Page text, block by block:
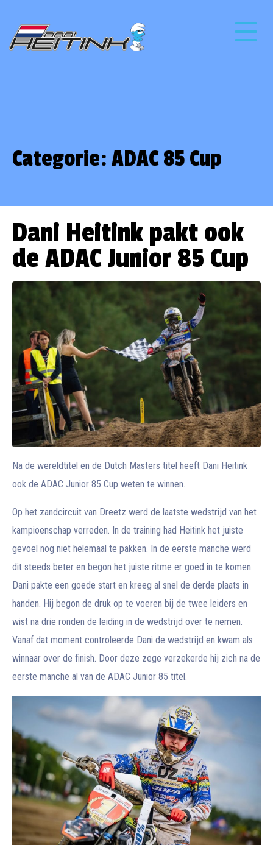
Categorie: ADAC 85 Cup
Dani Heitink pakt ook
de ADAC Junior 85 Cup
Na de wereldtitel en de Dutch Masters titel heeft Dani Heitink
ook de ADAC Junior 85 Cup weten te winnen.
Op het zandcircuit van Dreetz werd de laatste wedstrijd van het
kampioenschap verreden. In de training had Heitink het juiste
gevoel nog niet helemaal te pakken. In de eerste manche werd
dit steeds beter en begon het juiste ritme er goed in te komen.
Dani pakte een goede start en kreeg al snel de derde plaats in
handen. Hij begon de druk op te voeren bij de twee leiders en
wist na drie ronden de leiding in de wedstrijd over te nemen.
Vanaf dat moment controleerde Dani de wedstrijd en kwam als
winnaar over de finish. Door deze zege verzekerde hij zich na de
eerste manche al van de ADAC Junior 85 titel.